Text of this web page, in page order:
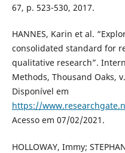
67, p. 523-530, 2017.
HANNES, Karin et al.
consolidated standard for
qualitative research”.
Methods, Thousand Oaks,
Disponível em
https://
Acesso em 07/02/2021.
HOLLOWAY, Immy;